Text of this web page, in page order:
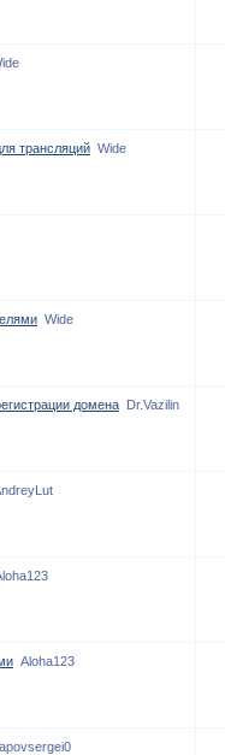
трансляций Wide
Wide
домена Dr.Vazilin
Aloha123